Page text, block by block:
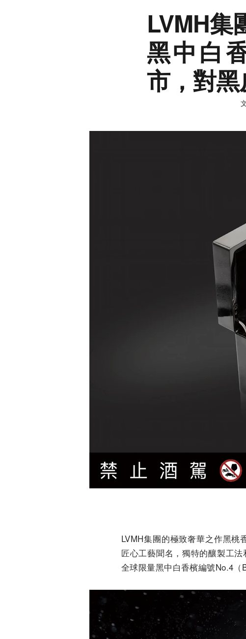
LVMH集
黑中白
市，對
LVMH集團的極致奢華之作黑桃
匠心工藝聞名，獨特的釀製工
全球限量黑中白香檳編號No.4（